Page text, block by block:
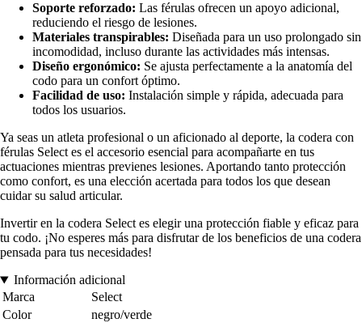
Soporte reforzado: Las férulas ofrecen un apoyo adicional,
reduciendo el riesgo de lesiones.
Materiales transpirables: Diseñada para un uso prolongado sin
incomodidad, incluso durante las actividades más intensas.
Diseño ergonómico: Se ajusta perfectamente a la anatomía del
codo para un confort óptimo.
Facilidad de uso: Instalación simple y rápida, adecuada para
todos los usuarios.
Ya seas un atleta profesional o un aficionado al deporte, la codera con
férulas Select es el accesorio esencial para acompañarte en tus
actuaciones mientras previenes lesiones. Aportando tanto protección
como confort, es una elección acertada para todos los que desean
cuidar su salud articular.
Invertir en la codera Select es elegir una protección fiable y eficaz para
tu codo. ¡No esperes más para disfrutar de los beneficios de una codera
pensada para tus necesidades!
Información adicional
Marca
Select
Color
negro/verde